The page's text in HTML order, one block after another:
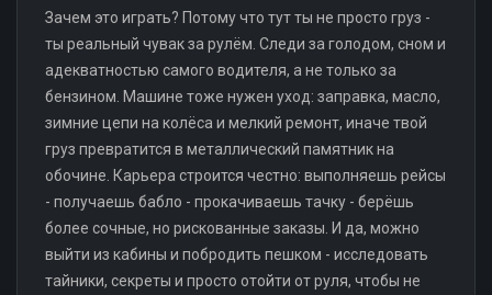
Зачем это играть? Потому что тут ты не просто груз -
ты реальный чувак за рулём. Следи за голодом, сном и
адекватностью самого водителя, а не только за
бензином. Машине тоже нужен уход: заправка, масло,
зимние цепи на колёса и мелкий ремонт, иначе твой
груз превратится в металлический памятник на
обочине. Карьера строится честно: выполняешь рейсы
- получаешь бабло - прокачиваешь тачку - берёшь
более сочные, но рискованные заказы. И да, можно
выйти из кабины и побродить пешком - исследовать
тайники, секреты и просто отойти от руля, чтобы не